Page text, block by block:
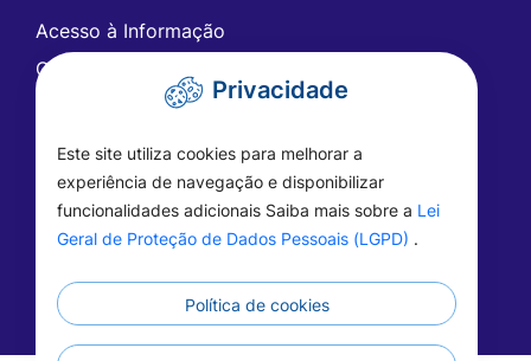
Acesso à Informação
Ouvidoria
Carta de Serviços
Telefones Úteis
FAQ - Perguntas Frequentes
Privacidade
Este site utiliza cookies para melhorar a
experiência de navegação e disponibilizar
funcionalidades adicionais Saiba mais sobre a Lei
Geral de Proteção de Dados Pessoais (LGPD) .
Política de cookies